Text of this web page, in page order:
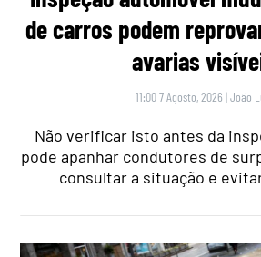
de carros podem
avarias
11:00 7 Agosto, 2026 |João
Não verificar isto antes da
pode apanhar condutores de
consultar a situação e